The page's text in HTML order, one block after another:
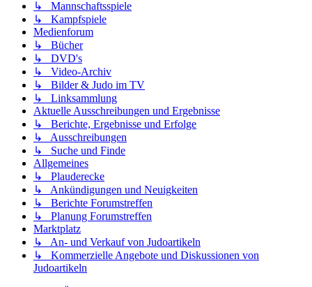
↳ Mannschaftsspiele
↳ Kampfspiele
Medienforum
↳ Bücher
↳ DVD's
↳ Video-Archiv
↳ Bilder & Judo im TV
↳ Linksammlung
Aktuelle Ausschreibungen und Ergebnisse
↳ Berichte, Ergebnisse und Erfolge
↳ Ausschreibungen
↳ Suche und Finde
Allgemeines
↳ Plauderecke
↳ Ankündigungen und Neuigkeiten
↳ Berichte Forumstreffen
↳ Planung Forumstreffen
Marktplatz
↳ An- und Verkauf von Judoartikeln
↳ Kommerzielle Angebote und Diskussionen von
Judoartikeln